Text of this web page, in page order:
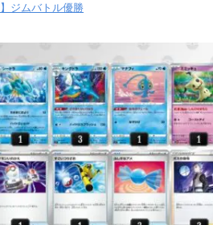
ジムバトル優勝